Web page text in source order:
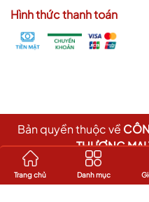
Hình thức thanh toán
Bản quyền thuộc về
THƯƠNG MẠI
Cung
Trang chủ Danh mục